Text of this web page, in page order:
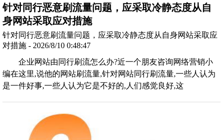
针对同行恶意刷流量问题，应采取冷静态度从自
身网站采取应对措施
针对同行恶意刷流量问题，应采取冷静态度从自身网站采取应
对措施 - 2026/8/10 0:48:47
企业网站由同行刷流怎么办?近一个朋友咨询网络营销小
编在这里,说他的网站刷流量,针对网站同行刷流量,一些人认为
是一件好事,一些人认为它是不好的,人们感觉良好,这